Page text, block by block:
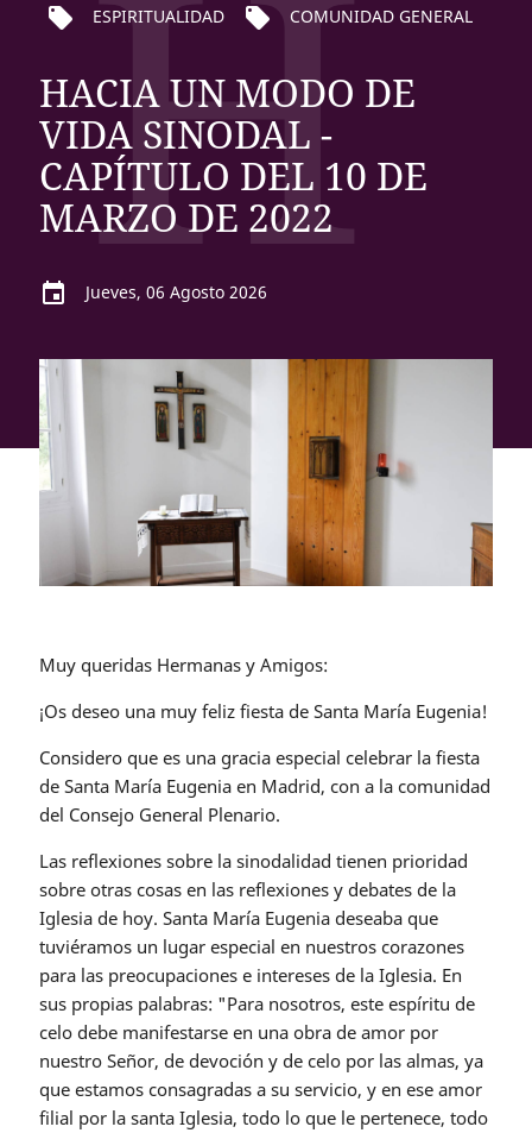
local_offer ESPIRITUALIDAD local_offer COMUNIDAD GENERAL
HACIA UN MODO DE
VIDA SINODAL -
CAPÍTULO DEL 10 DE
MARZO DE 2022
H
event Jueves, 06 Agosto 2026
Muy queridas Hermanas y Amigos:
¡Os deseo una muy feliz fiesta de Santa María Eugenia!
Considero que es una gracia especial celebrar la fiesta
de Santa María Eugenia en Madrid, con a la comunidad
del Consejo General Plenario.
Las reflexiones sobre la sinodalidad tienen prioridad
sobre otras cosas en las reflexiones y debates de la
Iglesia de hoy. Santa María Eugenia deseaba que
tuviéramos un lugar especial en nuestros corazones
para las preocupaciones e intereses de la Iglesia. En
sus propias palabras: "Para nosotros, este espíritu de
celo debe manifestarse en una obra de amor por
nuestro Señor, de devoción y de celo por las almas, ya
que estamos consagradas a su servicio, y en ese amor
filial por la santa Iglesia, todo lo que le pertenece, todo